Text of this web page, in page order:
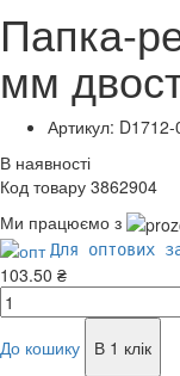
Папка-
мм
Артикул:
В наявності
Код товару 3862904
Ми працюємо з
Для оптових
103.50 ₴
До кошику
В 1 клік